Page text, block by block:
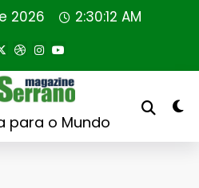
2026 2:30:12 AM
para o Mundo